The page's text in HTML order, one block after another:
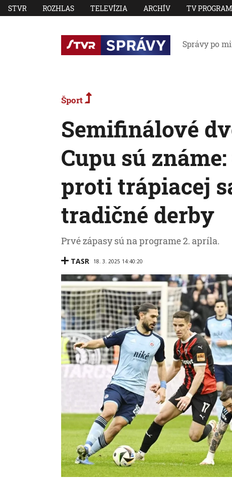
STVR ROZHLAS TELEVÍZIA ARCHÍV TV PROGRAM
Správy po
Šport
Semifinálové
Cupu sú
proti trápiacej
tradičné derby
Prvé zápasy sú na programe 2. apríla.
TASR 18. 3. 2025 14:40:20